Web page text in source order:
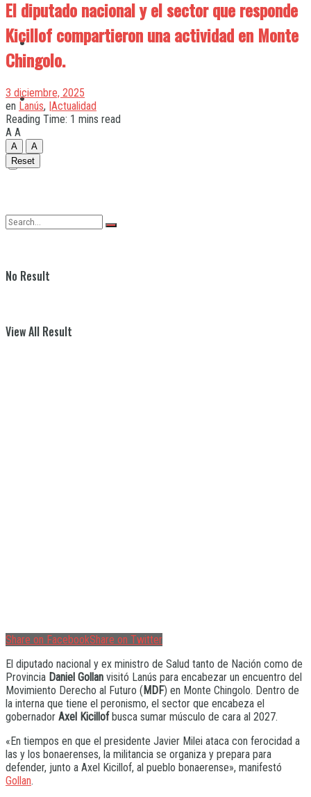
Quilmes
Varela
No Result
View All Result
El diputado nacional y el sector que responde
Kicillof compartieron una actividad en Monte
Chingolo.
3 diciembre, 2025
en Lanús, |Actualidad
Reading Time: 1 mins read
A A
A
A
Reset
Share on FacebookShare on Twitter
El diputado nacional y ex ministro de Salud tanto de Nación como de
Provincia Daniel Gollan visitó Lanús para encabezar un encuentro del
Movimiento Derecho al Futuro (MDF) en Monte Chingolo. Dentro de
la interna que tiene el peronismo, el sector que encabeza el
gobernador Axel Kicillofbusca sumar músculo de cara al 2027.
«En tiempos en que el presidente Javier Milei ataca con ferocidad a
las y los bonaerenses, la militancia se organiza y prepara para
defender, junto a Axel Kicillof, al pueblo bonaerense», manifestó
Gollan.